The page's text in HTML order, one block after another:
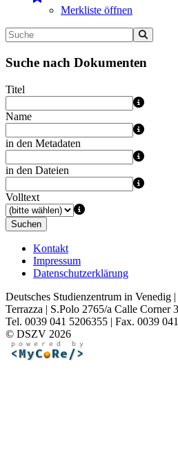
Merkliste öffnen
Suche nach Dokumenten
Titel
Name
in den Metadaten
in den Dateien
Volltext
Suchen
Kontakt
Impressum
Datenschutzerklärung
Deutsches Studienzentrum in Venedig
Terrazza | S.Polo 2765/a Calle Corner
Tel. 0039 041 5206355 | Fax. 0039
© DSZV 2026